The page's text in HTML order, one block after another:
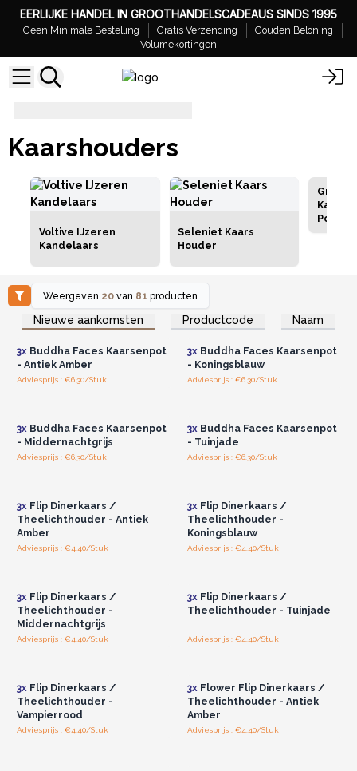
EERLIJKE HANDEL IN GROOTHANDELSCADEAUS SINDS 1995
Geen Minimale Bestelling Gratis Verzending
Gouden Beloning
Volumekortingen
Kaarshouders
Voltive IJzeren
Kandelaars
Seleniet Kaars
Houder
Potten
Weergeven 20 van 81 producten
Nieuwe aankomsten Productcode Naam
Log in of registreer u voor
groothandelsprijzen.
3xBuddha Faces Kaarsenpot
- Antiek Amber
Adviesprijs : €6.30/Stuk
Log in of registreer u voor
groothandelsprijzen.
3xBuddha Faces Kaarsenpot
- Koningsblauw
Adviesprijs : €6.30/Stuk
3xBuddha Faces Kaarsenpot
- Middernachtgrijs
Adviesprijs : €6.30/Stuk
3xBuddha Faces Kaarsenpot
- Tuinjade
Adviesprijs : €6.30/Stuk
3xFlip Dinerkaars /
Theelichthouder - Antiek
Amber
Adviesprijs : €4.40/Stuk
3xFlip Dinerkaars /
Theelichthouder -
Koningsblauw
Adviesprijs : €4.40/Stuk
3xFlip Dinerkaars /
Theelichthouder -
Middernachtgrijs
Adviesprijs : €4.40/Stuk
3xFlip Dinerkaars /
Theelichthouder - Tuinjade
Adviesprijs : €4.40/Stuk
3xFlip Dinerkaars /
Theelichthouder -
Vampierrood
Adviesprijs : €4.40/Stuk
3xFlower Flip Dinerkaars /
Theelichthouder - Antiek
Amber
Adviesprijs : €4.40/Stuk